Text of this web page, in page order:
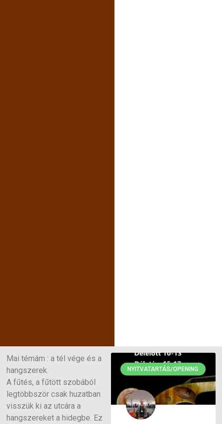
Mai témám : a tél vége és a
hangszerek.
A fűtés, a fűtött szobából
legtöbbször csak huzatban
visszük ki az utcára a
hangszereket a hidegbe. Ez
NYITVATARTÁS/OPENING